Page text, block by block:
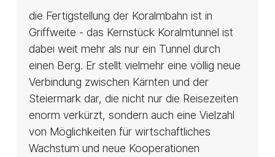
Süddie Fertigstellung der Koralmbahn ist in
Griffweite - das Kernstück Koralmtunnel ist
dabei weit mehr als nur ein Tunnel durch
einen Berg. Er stellt vielmehr eine völlig neue
Verbindung zwischen Kärnten und der
Steiermark dar, die nicht nur die Reisezeiten
enorm verkürzt, sondern auch eine Vielzahl
von Möglichkeiten für wirtschaftliches
Wachstum und neue Kooperationen